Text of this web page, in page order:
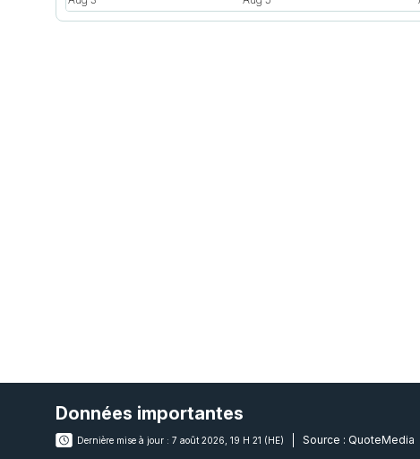
Données importantes
Dernière mise à jour : 7 août 2026, 19 H 21 (HE) Source : QuoteMedia